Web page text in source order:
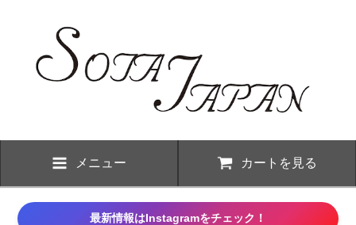
メニュー カートを見る
最新情報はInstagramをチェック！